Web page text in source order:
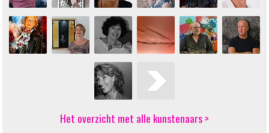
Het overzicht met alle kunstenaars >